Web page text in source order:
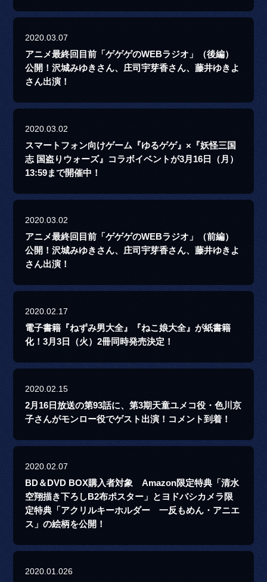
2020.03.07
アニメ最終回目前「ゲゲゲのWEBラジオ」（後編）
公開！沢城みゆきさん、庄司宇芽香さん、藤井ゆきよ
さん出演！
2020.03.02
スマートフォン向けゲーム『ゆるゲゲ』×『妖怪三国
志 国盗りウォーズ』コラボイベントが3月16日（月）
13:59まで開催中！
2020.03.02
アニメ最終回目前「ゲゲゲのWEBラジオ」（前編）
公開！沢城みゆきさん、庄司宇芽香さん、藤井ゆきよ
さん出演！
2020.02.17
電子書籍『ねずみ男大全』『ねこ娘大全』が紙書籍
化！3月3日（火）2冊同時発売決定！
2020.02.15
2月16日放送の第93話に、第3期天童ユメコ役・色川京
子さんがモンロー役でゲスト出演！コメント到着！
2020.02.07
BD＆DVD BOX購入者対象 Amazon限定特典「清水
空翔描き下ろしB2布ポスター」とヨドバシカメラ限
定特典「アクリルキーホルダー 一反もめん・アニエ
ス」の絵柄を公開！
2020.01.026